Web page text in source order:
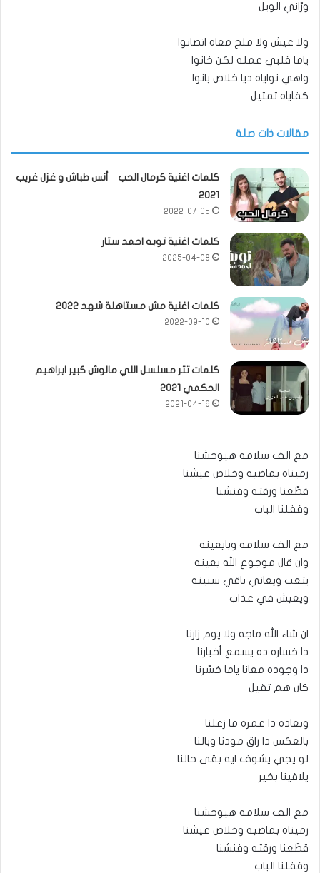
ورّاني الويل
ولا عيش ولا ملح معاه اتصانوا
ياما قلبي عمله لكن خانوا
واهي نواياه ديا خلاص بانوا
كفاياه تمثيل
مقالات ذات صلة
كلمات اغنية كرمال الحب – أنس طباش و غزل غريب
2021
2022-07-05
كلمات اغنية توبه احمد ستار
2025-04-08
كلمات اغنية مش مستاهلة شهد 2022
2022-09-10
كلمات تتر مسلسل اللي مالوش كبير ابراهيم
الحكمي 2021
2021-04-16
مع الف سلامه هيوحشنا
رميناه بماضيه وخلاص عيشنا
قطّعنا ورقته وفنشنا
وقفلنا الباب
مع الف سلامه وبايعينه
وان قال موجوع الله يعينه
يتعب ويعاني باقي سنينه
ويعيش في عذاب
ان شاء الله ماجه ولا يوم زارنا
دا خساره ده يسمع أخبارنا
دا وجوده معانا ياما خسّرنا
كان هم تقيل
وبعاده دا عمره ما زعلنا
بالعكس دا راق مودنا وبالنا
لو يجي يشوف ايه بقى حالنا
يلاقينا بخير
مع الف سلامه هيوحشنا
رميناه بماضيه وخلاص عيشنا
قطّعنا ورقته وفنشنا
وقفلنا الباب